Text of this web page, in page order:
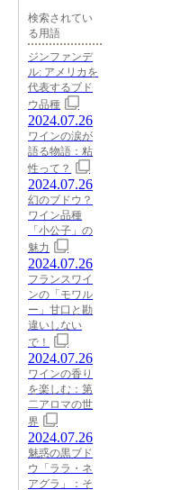
検索されてい
る用語
ジンファンデ
ル: アメリカを
代表するブド
ウ品種
2024.07.26
ワインの涙が
語る物語：粘
性って？
2024.07.26
幻のブドウ？
ワイン品種
「小公子」の
魅力
2024.07.26
フランスワイ
ンの「モワル
ー」甘口と勘
違いしない
で！
2024.07.26
ワインの香り
を楽しむ：第
二アロマの世
界
2024.07.26
魅惑の黒ブド
ウ「ララ・ネ
アグラ」：そ